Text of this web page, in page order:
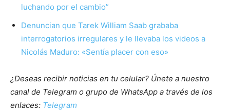
luchando por el cambio”
Denuncian que Tarek William Saab grababa
interrogatorios irregulares y le llevaba los videos a
Nicolás Maduro: «Sentía placer con eso»
¿Deseas recibir noticias en tu celular? Únete a nuestro
canal de Telegram o grupo de WhatsApp a través de los
enlaces: Telegram